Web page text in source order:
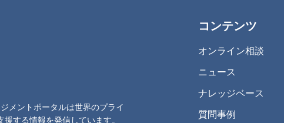
メントポータルは世界のプライ
する情報を発信しています。
コンテンツ
オンライン相談
ニュース
ナレッジベース
質問事例